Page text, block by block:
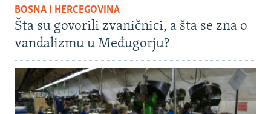
BOSNA I HERCEGOVINA
Šta su govorili zvaničnici, a šta se zna o
vandalizmu u Međugorju?